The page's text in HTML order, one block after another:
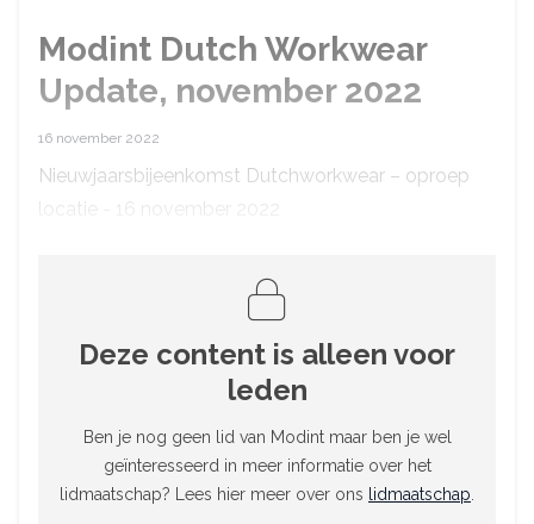
Modint Dutch Workwear
Update, november 2022
16 november 2022
Nieuwjaarsbijeenkomst Dutchworkwear – oproep
locatie - 16 november 2022
Deze content is alleen voor
leden
Ben je nog geen lid van Modint maar ben je wel
geïnteresseerd in meer informatie over het
lidmaatschap? Lees hier meer over ons lidmaatschap